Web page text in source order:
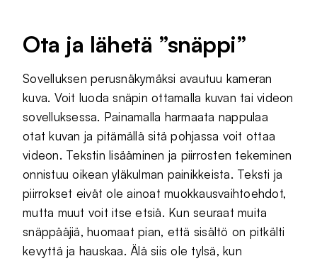
Ota ja lähetä ”snäppi”
Sovelluksen perusnäkymäksi avautuu kameran
kuva. Voit luoda snäpin ottamalla kuvan tai videon
sovelluksessa. Painamalla harmaata nappulaa
otat kuvan ja pitämällä sitä pohjassa voit ottaa
videon. Tekstin lisääminen ja piirrosten tekeminen
onnistuu oikean yläkulman painikkeista. Teksti ja
piirrokset eivät ole ainoat muokkausvaihtoehdot,
mutta muut voit itse etsiä. Kun seuraat muita
snäppääjiä, huomaat pian, että sisältö on pitkälti
kevyttä ja hauskaa. Älä siis ole tylsä, kun